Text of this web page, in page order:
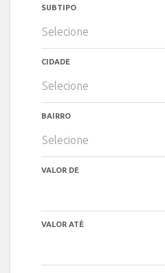
SUBTIPO
Selecione
CIDADE
Selecione
BAIRRO
Selecione
VALOR DE
VALOR ATÉ